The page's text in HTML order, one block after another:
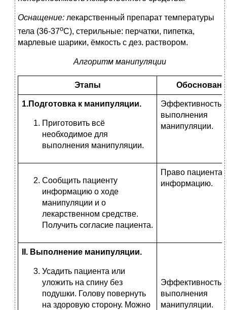
Оснащение: лекарственный препарат температуры
тела (36-37оС), стерильные: перчатки, пипетка,
марлевые шарики, ёмкость с дез. раствором.
Алгоритм манипуляции
Этапы
1.Подготовка к манипуляции.
Приготовить всё
необходимое для
выполнения манипуляции.
Эффективность
выполнения
манипуляции.
Сообщить пациенту
информацию о ходе
манипуляции и о
лекарственном средстве.
Получить согласие пациента.
Право пациента
информацию.
. Выполнение манипуляции.
Усадить пациента или
уложить на спину без
подушки. Голову повернуть
на здоровую сторону. Можно
Эффективность
выполнения
манипуляции.